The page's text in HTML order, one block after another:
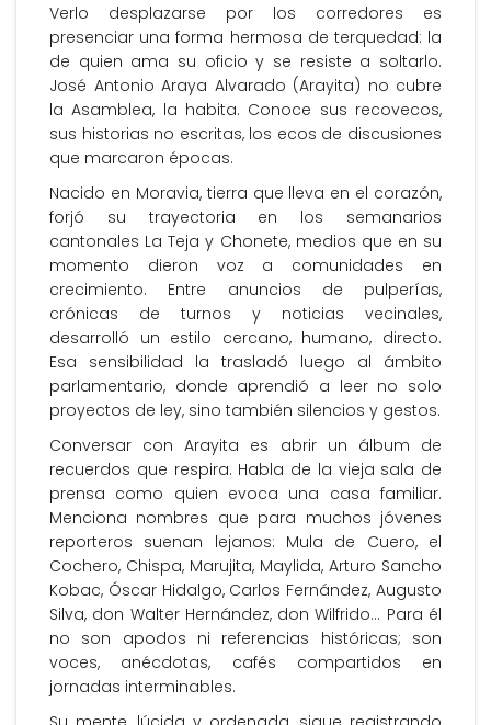
Verlo desplazarse por los corredores es
presenciar una forma hermosa de terquedad: la
de quien ama su oficio y se resiste a soltarlo.
José Antonio Araya Alvarado (Arayita) no cubre
la Asamblea, la habita. Conoce sus recovecos,
sus historias no escritas, los ecos de discusiones
que marcaron épocas.
Nacido en Moravia, tierra que lleva en el corazón,
forjó su trayectoria en los semanarios
cantonales La Teja y Chonete, medios que en su
momento dieron voz a comunidades en
crecimiento. Entre anuncios de pulperías,
crónicas de turnos y noticias vecinales,
desarrolló un estilo cercano, humano, directo.
Esa sensibilidad la trasladó luego al ámbito
parlamentario, donde aprendió a leer no solo
proyectos de ley, sino también silencios y gestos.
Conversar con Arayita es abrir un álbum de
recuerdos que respira. Habla de la vieja sala de
prensa como quien evoca una casa familiar.
Menciona nombres que para muchos jóvenes
reporteros suenan lejanos: Mula de Cuero, el
Cochero, Chispa, Marujita, Maylida, Arturo Sancho
Kobac, Óscar Hidalgo, Carlos Fernández, Augusto
Silva, don Walter Hernández, don Wilfrido… Para él
no son apodos ni referencias históricas; son
voces, anécdotas, cafés compartidos en
jornadas interminables.